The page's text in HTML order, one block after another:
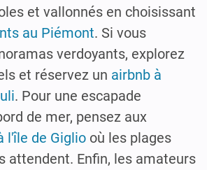
et vallonnés en choisissant
au Piémont. Si vous
verdoyants, explorez
et réservez un airbnb à
. Pour une escapade
de mer, pensez aux
l'île de Giglio où les plages
attendent. Enfin, les amateurs